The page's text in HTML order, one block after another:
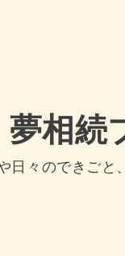
夢相続
日々のできごと